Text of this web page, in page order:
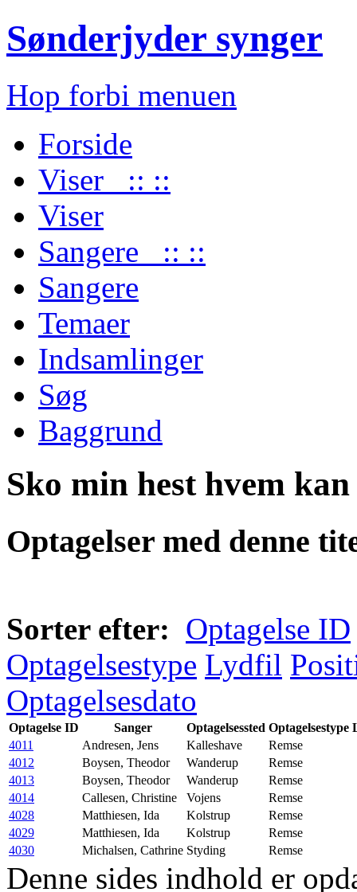
Sønderjyder synger
Hop forbi menuen
Forside
Viser :: ::
Viser
Sangere :: ::
Sangere
Temaer
Indsamlinger
Søg
Baggrund
Sko min hest hvem kan
Optagelser med denne
Sorter efter: Optagelse ID
Optagelsestype Lydfil
Optagelsesdato
Optagelse ID Sanger Optagelsessted Optagelsestype
4011
Andresen, Jens Kalleshave
Remse
4012
Boysen, Theodor Wanderup
Remse
4013
Boysen, Theodor Wanderup
Remse
4014
Callesen, Christine Vojens
Remse
4028
Matthiesen, Ida Kolstrup
Remse
4029
Matthiesen, Ida Kolstrup
Remse
4030
Michalsen, Cathrine Styding Remse
Denne sides indhold er